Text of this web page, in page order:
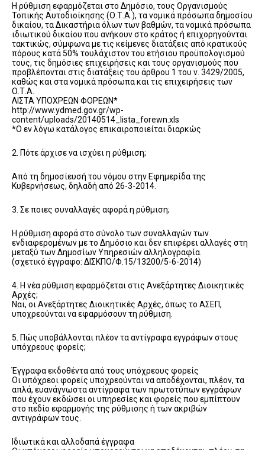
Η ρύθμιση εφαρμόζεται στο Δημόσιο, τους Οργανισμούς
Τοπικής Αυτοδιοίκησης (Ο.Τ.Α.), τα νομικά πρόσωπα δημοσίου
δικαίου, τα Δικαστήρια όλων των βαθμών, τα νομικά πρόσωπα
ιδιωτικού δικαίου που ανήκουν στο κράτος ή επιχορηγούνται
τακτικώς, σύμφωνα με τις κείμενες διατάξεις από κρατικούς
πόρους κατά 50% τουλάχιστον του ετήσιου προϋπολογισμού
τους, τις δημόσιες επιχειρήσεις και τους οργανισμούς που
προβλέπονται στις διατάξεις του άρθρου 1 του ν. 3429/2005,
καθώς και στα νομικά πρόσωπα και τις επιχειρήσεις των
Ο.Τ.Α.
ΛΙΣΤΑ ΥΠΟΧΡΕΩΝ ΦΟΡΕΩΝ*
http://www.ydmed.gov.gr/wp-
content/uploads/20140514_lista_forewn.xls
*Ο εν λόγω κατάλογος επικαιροποιείται διαρκώς
2. Πότε άρχισε να ισχύει η ρύθμιση;
Από τη δημοσίευσή του νόμου στην Εφημερίδα της
Κυβερνήσεως, δηλαδή από 26-3-2014.
3. Σε ποιες συναλλαγές αφορά η ρύθμιση;
Η ρύθμιση αφορά στο σύνολο των συναλλαγών των
ενδιαφερομένων με το Δημόσιο και δεν επιφέρει αλλαγές στη
μεταξύ των Δημοσίων Υπηρεσιών αλληλογραφία.
(σχετικό έγγραφο: ΔΙΣΚΠΟ/Φ.15/13200/5-6-2014)
4. Η νέα ρύθμιση εφαρμόζεται στις Ανεξάρτητες Διοικητικές
Αρχές;
Ναι, οι Ανεξάρτητες Διοικητικές Αρχές, όπως το ΑΣΕΠ,
υποχρεούνται να εφαρμόσουν τη ρύθμιση.
5. Πώς υποβάλλονται πλέον τα αντίγραφα εγγράφων στους
υπόχρεους φορείς;
Έγγραφα εκδοθέντα από τους υπόχρεους φορείς
Οι υπόχρεοι φορείς υποχρεούνται να αποδέχονται, πλέον, τα
απλά, ευανάγνωστα αντίγραφα των πρωτοτύπων εγγράφων
που έχουν εκδώσει οι υπηρεσίες και φορείς που εμπίπτουν
στο πεδίο εφαρμογής της ρύθμισης ή των ακριβών
αντιγράφων τους.
Ιδιωτικά και αλλοδαπά έγγραφα